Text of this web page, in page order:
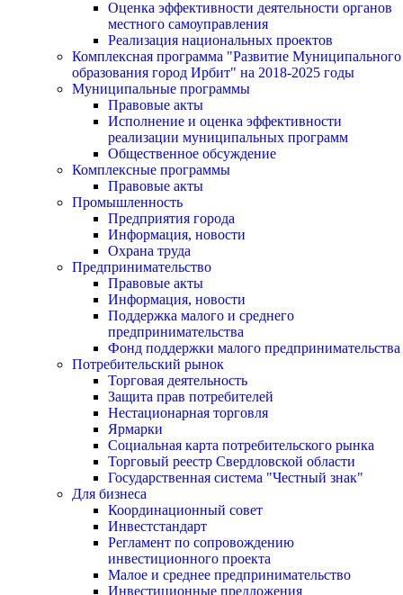
Оценка эффективности деятельности органов
местного самоуправления
Реализация национальных проектов
Комплексная программа "Развитие Муниципального
образования город Ирбит" на 2018-2025 годы
Муниципальные программы
Правовые акты
Исполнение и оценка эффективности
реализации муниципальных программ
Общественное обсуждение
Комплексные программы
Правовые акты
Промышленность
Предприятия города
Информация, новости
Охрана труда
Предпринимательство
Правовые акты
Информация, новости
Поддержка малого и среднего
предпринимательства
Фонд поддержки малого предпринимательства
Потребительский рынок
Торговая деятельность
Защита прав потребителей
Нестационарная торговля
Ярмарки
Социальная карта потребительского рынка
Торговый реестр Свердловской области
Государственная система "Честный знак"
Для бизнеса
Координационный совет
Инвестстандарт
Регламент по сопровождению
инвестиционного проекта
Малое и среднее предпринимательство
Инвестиционные предложения